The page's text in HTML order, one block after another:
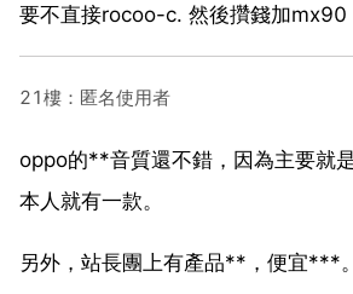
要不直接rocoo-c. 然後攢錢加mx90
21樓：匿名使用者
oppo的**音質還不錯，因為主要就
本人就有一款。
另外，站長團上有產品**，便宜***。